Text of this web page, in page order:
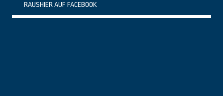
RAUSHIER AUF FACEBOOK